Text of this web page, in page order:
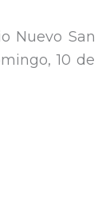
Nuevo
10